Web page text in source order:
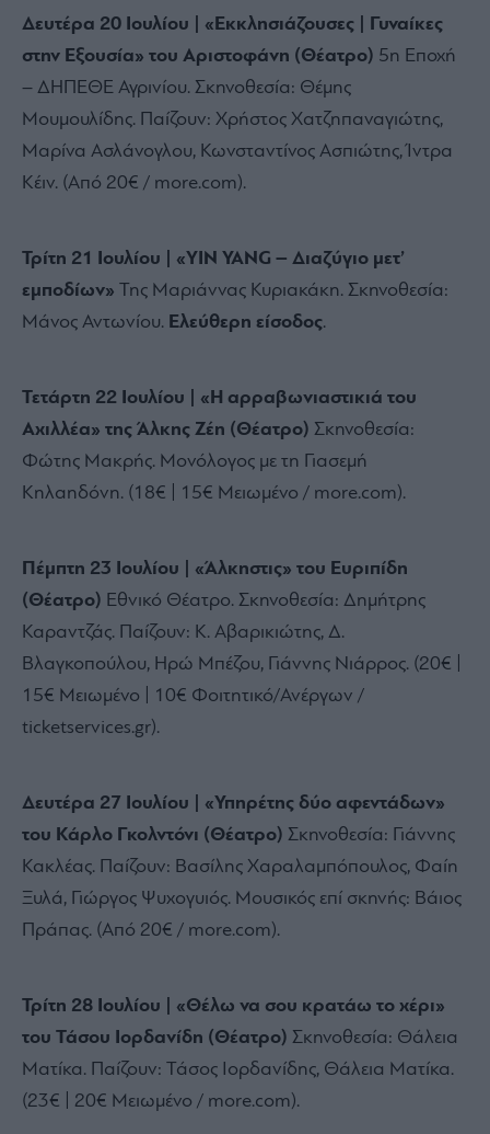
Δευτέρα 20 Ιουλίου | «Εκκλησιάζουσες | Γυναίκες
στην Εξουσία» του Αριστοφάνη (Θέατρο) 5η Εποχή
– ΔΗΠΕΘΕ Αγρινίου. Σκηνοθεσία: Θέμης
Μουμουλίδης. Παίζουν: Χρήστος Χατζηπαναγιώτης,
Μαρίνα Ασλάνογλου, Κωνσταντίνος Ασπιώτης,Ίντρα
Κέιν. (Από 20€ / more.com).
Τρίτη 21 Ιουλίου | «YIN YANG – Διαζύγιο μετ’
εμποδίων» Της Μαριάννας Κυριακάκη. Σκηνοθεσία:
Μάνος Αντωνίου. Ελεύθερη είσοδος.
Τετάρτη 22 Ιουλίου | «Η αρραβωνιαστικιά του
Αχιλλέα» της Άλκης Ζέη (Θέατρο) Σκηνοθεσία:
Φώτης Μακρής. Μονόλογος με τη Γιασεμή
Κηλαηδόνη. (18€ | 15€ Μειωμένο / more.com).
Πέμπτη 23 Ιουλίου | «Άλκηστις» του Ευριπίδη
(Θέατρο) Εθνικό Θέατρο. Σκηνοθεσία: Δημήτρης
Καραντζάς. Παίζουν: Κ. Αβαρικιώτης, Δ.
Βλαγκοπούλου, Ηρώ Μπέζου, Γιάννης Νιάρρος. (20€ |
15€ Μειωμένο | 10€ Φοιτητικό/Ανέργων /
ticketservices.gr).
Δευτέρα 27 Ιουλίου | «Υπηρέτης δύο αφεντάδων»
του Κάρλο Γκολντόνι (Θέατρο) Σκηνοθεσία: Γιάννης
Κακλέας. Παίζουν: Βασίλης Χαραλαμπόπουλος, Φαίη
Ξυλά, Γιώργος Ψυχογυιός. Μουσικός επί σκηνής: Βάιος
Πράπας. (Από 20€ / more.com).
Τρίτη 28 Ιουλίου | «Θέλω να σου κρατάω το χέρι»
του Τάσου Ιορδανίδη (Θέατρο) Σκηνοθεσία: Θάλεια
Ματίκα. Παίζουν: Τάσος Ιορδανίδης, Θάλεια Ματίκα.
(23€ | 20€ Μειωμένο / more.com).